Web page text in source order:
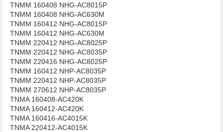
TNMM 160408 NHG-AC8015P
TNMM 160408 NHG-AC630M
TNMM 160412 NHG-AC8015P
TNMM 160412 NHG-AC630M
TNMM 220412 NHG-AC8025P
TNMM 220412 NHG-AC8035P
TNMM 220416 NHG-AC8025P
TNMM 160412 NHP-AC8035P
TNMM 220412 NHP-AC8035P
TNMM 270612 NHP-AC8035P
TNMA 160408-AC420K
TNMA 160412-AC420K
TNMA 160416-AC4015K
TNMA 220412-AC4015K